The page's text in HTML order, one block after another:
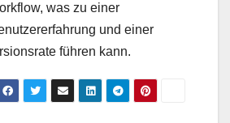
was zu einer
und einer
führen kann.